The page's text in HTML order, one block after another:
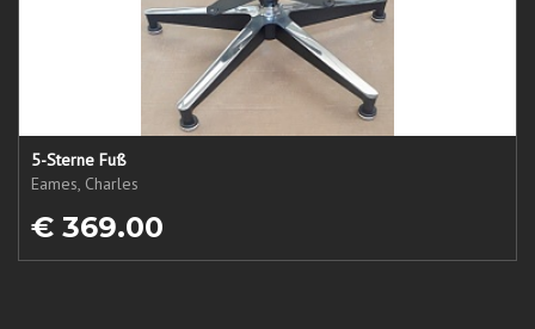
5-Sterne Fuß
Eames, Charles
€ 369.00